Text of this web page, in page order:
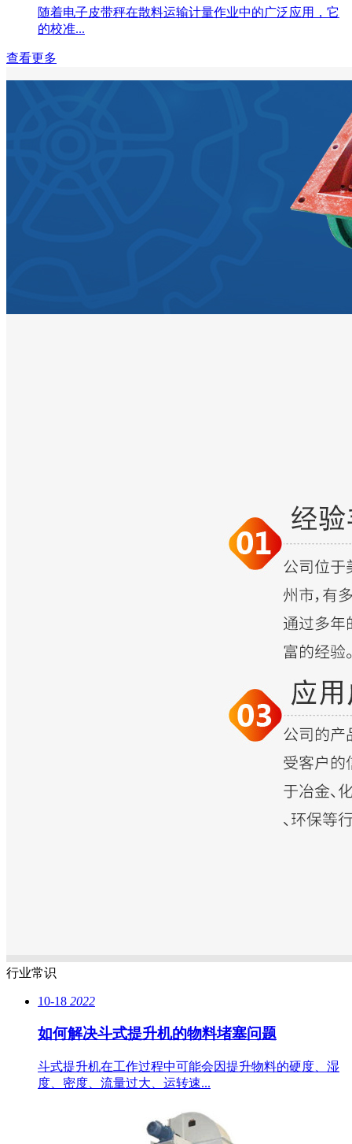
随着电子皮带秤在散料运输计量作业中的广泛应用，它
的校准...
查看更多
行业常识
10-18 2022
如何解决斗式提升机的物料堵塞问题
斗式提升机在工作过程中可能会因提升物料的硬度、湿
度、密度、流量过大、运转速...